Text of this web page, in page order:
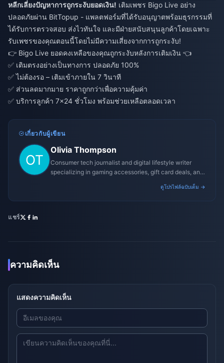
หลีกเลี่ยงปัญหาการถูกระงับยอดเงิน! เติมเพชร Bigo Live อย่าง
ปลอดภัยผ่าน BitTopup - แพลตฟอร์มที่ได้รับอนุญาตพร้อมธุรกรรมที่
ได้รับการตรวจสอบ ส่งไวทันใจ และมีฝ่ายสนับสนุนลูกค้าโดยเฉพาะ
รับเพชรของคุณตอนนี้โดยไม่มีความเสี่ยงจากการถูกระงับ!
👉 Bigo Live ยอดคงเหลือของคุณถูกระงับหลังการเติมเงิน 👈
✅ เติมตรงอย่างเป็นทางการ ปลอดภัย 100%
✅ ไม่ต้องรอ – เติมเข้าภายใน 7 วินาที
✅ ส่วนลดมากมาย ราคาถูกกว่าเพื่อความคุ้มค่า
✅ บริการลูกค้า 7×24 ชั่วโมง พร้อมช่วยเหลือตลอดเวลา
เกี่ยวกับผู้เขียน
Olivia Thompson
Consumer tech journalist and digital lifestyle writer
specializing in gaming accessories, gift card deals, and
ดูโปรไฟล์ฉบับเต็ม →
แชร์
ความคิดเห็น
แสดงความคิดเห็น